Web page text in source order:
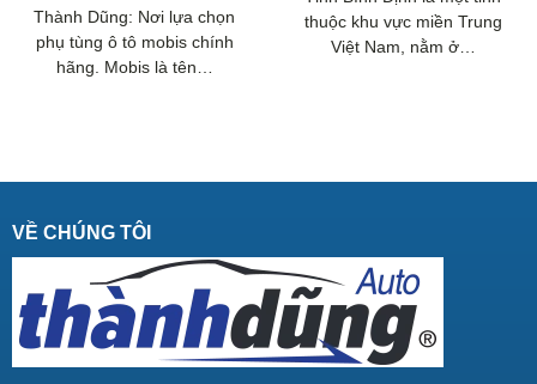
Thành Dũng: Nơi lựa chọn
phụ tùng ô tô mobis chính
hãng. Mobis là tên…
thuộc khu vực miền Trung
Việt Nam, nằm ở…
VỀ CHÚNG TÔI